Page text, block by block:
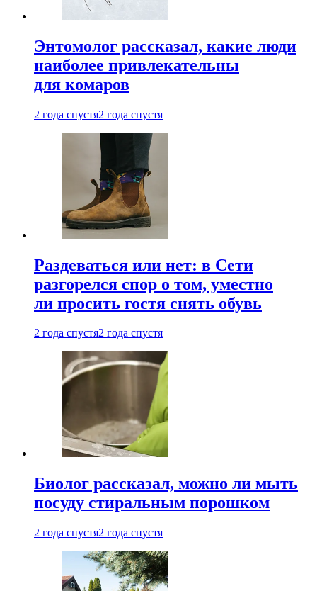
Энтомолог рассказал, какие люди
наиболее привлекательны
для комаров
2 года спустя2 года спустя
Раздеваться или нет: в Сети
разгорелся спор о том, уместно
ли просить гостя снять обувь
2 года спустя2 года спустя
Биолог рассказал, можно ли мыть
посуду стиральным порошком
2 года спустя2 года спустя